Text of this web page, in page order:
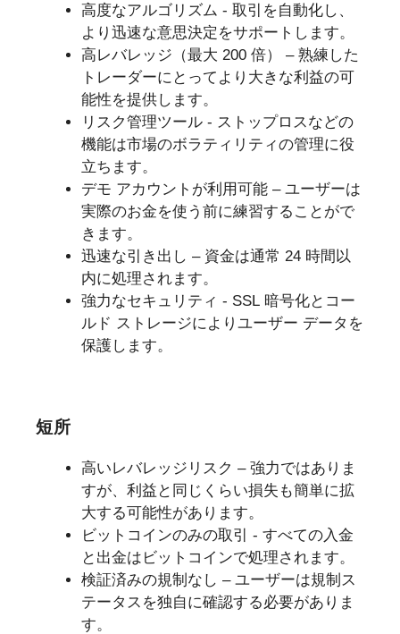
高度なアルゴリズム - 取引を自動化し、
より迅速な意思決定をサポートします。
高レバレッジ（最大 200 倍） – 熟練した
トレーダーにとってより大きな利益の可
能性を提供します。
リスク管理ツール - ストップロスなどの
機能は市場のボラティリティの管理に役
立ちます。
デモ アカウントが利用可能 – ユーザーは
実際のお金を使う前に練習することがで
きます。
迅速な引き出し – 資金は通常 24 時間以
内に処理されます。
強力なセキュリティ - SSL 暗号化とコー
ルド ストレージによりユーザー データを
保護します。
短所
高いレバレッジリスク – 強力ではありま
すが、利益と同じくらい損失も簡単に拡
大する可能性があります。
ビットコインのみの取引 - すべての入金
と出金はビットコインで処理されます。
検証済みの規制なし – ユーザーは規制ス
テータスを独自に確認する必要がありま
す。